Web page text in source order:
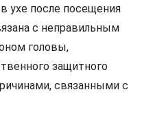
ухе после посещения
с неправильным
головы,
защитного
связанными с